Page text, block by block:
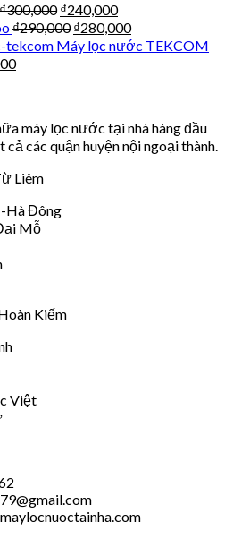
₫300,000 ₫240,000
₫290,000 ₫280,000
Máy lọc nước TEKCOM
máy lọc nước tại nhà hàng đầu
các quận huyện nội ngoại thành.
Liêm
-Hà Đông
Mỗ
Kiếm
Việt